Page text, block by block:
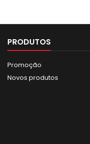
PRODUTOS
Promoção
Novos produtos